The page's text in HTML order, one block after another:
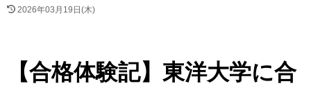
2026年03月19日(木)
【合格体験記】東洋大学に合